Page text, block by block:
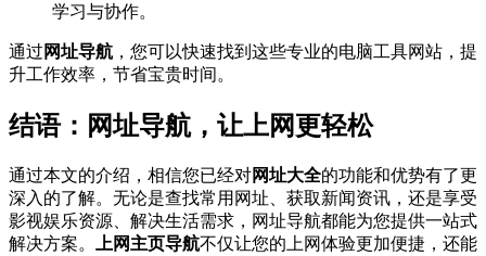
学习与协作。
通过 网址导航 ，您可以快速找到这些专业的电脑工具网站，提
升工作效率，节省宝贵时间。
结语：网址导航，让上网更轻松
通过本文的介绍，相信您已经对网址大全的功能和优势有了更
深入的了解。无论是查找常用网址、获取新闻资讯，还是享受
影视娱乐资源、解决生活需求，网址导航都能为您提供一站式
解决方案。
上网主页导航不仅让您的上网体验更加便捷，还能